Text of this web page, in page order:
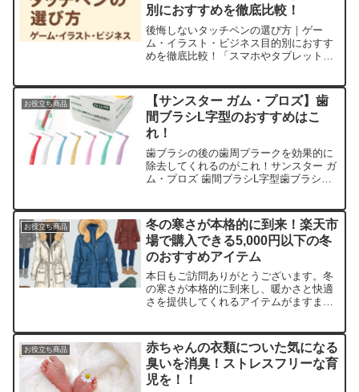
別におすすめを徹底比較！
後悔しないタッチペンの選び方｜ゲー
ム・イラスト・ビジネス目的別におすす
めを徹底比較！「スマホやタブレット、
い、手書きでメモを取りたい。そんな
時、あなたの指の代わりになる...
お役立ち商品
【サンスター ガム・プロズ】歯
間ブラシL字型のおすすめはこ
れ！
歯ブラシの後の歯周プラークを効果的に
除去してくれるのがこれ！サンスター ガ
ム・プロズ 歯間ブラシL字型歯ブラシだ
のブラシなので、奥歯にもスムーズに挿
入できます。折れに...
お役立ち商品
冬の寒さが本格的に到来！楽天市
場で購入できる5,000円以下の冬
のおすすめアイテム
本日もご訪問ありがとうございます。冬
の寒さが本格的に到来し、暖かさと快適
さを提供してくれるアイテムがますます
テムを紹介いたします。寒い季節を心地
よく過ごすために暖...
お役立ち商品
赤ちゃんの衣類についた気になる
臭いを消臭！ストレスフリーな育
児を！！